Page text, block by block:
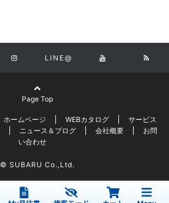
LINE@
Page Top
ホームページ WEBカタログ
サービス
ニュース＆ブログ 会社概要
お問
い合わせ
© SUBARU Co.,Ltd.